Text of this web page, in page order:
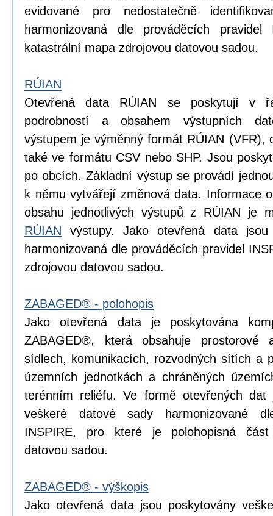
evidované pro nedostatečně
harmonizovaná dle prováděcích
katastrální mapa zdrojovou datovou sadou.
RÚIAN
Otevřená data RÚIAN se poskytují v
podrobností a obsahem výstupních
výstupem je výměnný formát RÚIAN (VFR),
také ve formátu CSV nebo SHP. Jsou
po obcích. Základní výstup se provádí
k němu vytvářejí změnová data. Informace
obsahu jednotlivých výstupů z RÚIAN je
RÚIAN výstupy. Jako otevřená data
harmonizovaná dle prováděcích pravidel
zdrojovou datovou sadou.
ZABAGED® - polohopis
Jako otevřená data je poskytována
ZABAGED®, která obsahuje
sídlech, komunikacích, rozvodných sítích a
územních jednotkách a chráněných
terénním reliéfu. Ve formě otevřených
veškeré datové sady harmonizované
INSPIRE, pro které je polohopisná část
datovou sadou.
ZABAGED® - výškopis
Jako otevřená data jsou poskytovány